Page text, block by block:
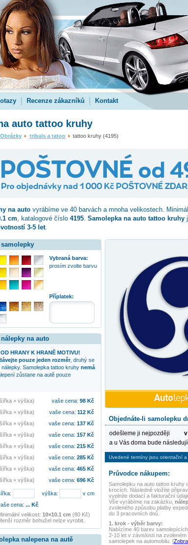
Recenze zákazníků Kontakt
auto tattoo kruhy
Obrázky tribals a tatoo tattoo kruhy (4195)
na autovyrábíme ve 40 barvách a mnoha velikostech.
cm, katalogové číslo 4195. Samolepka na auto tattoo kruhy
3-5 let.
Objednáte-li samolepku
odešleme ji nejpozději
a u Vás doma bude
Uvedené termíny jsou orientační
Průvodce nákupem:
Samolepku na auto tattoo kruhy
krocích. Následně vložíte
vyplníte dodací a fakturační
Vše vyrábíme na zakázku,
zvoleného způsobu platby
do 3 pracovních dnů.
1. krok - výběr barvy:
Nabízíme 40 barev
2-10 let v závislosti na
samolepek na automobilu. [
Vybraná barva:
prosím zvolte barvu
Příplatek:
na auto
HRANY K HRANĚ MOTIVU!
pouze jeden rozměr, druhý se
Samolepka tattoo kruhy nemá
zůstane na autě pouze
× výška) vaše cena: 98Kč
× výška) vaše cena: 112Kč
× výška) vaše cena: 137Kč
× výška) vaše cena: 157Kč
× výška) vaše cena: 215Kč
× výška) vaše cena: 285Kč
× výška) vaše cena: 465Kč
× výška) vaše cena: 696Kč
výška:
v cm
cena: ...Kč
velikost: 10×10.1 cm (80 Kč)
rozměr bohužel nelze vyrobit.
nalepena na autě